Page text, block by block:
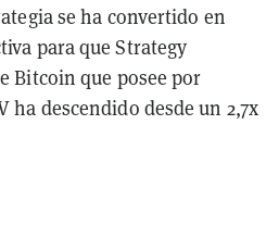
se ha convertido en
para que Strategy
Bitcoin que posee por
ha descendido desde un 2,7x